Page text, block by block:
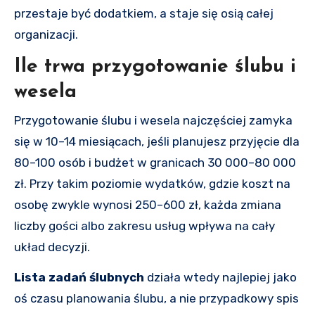
przestaje być dodatkiem, a staje się osią całej
organizacji.
Ile trwa przygotowanie ślubu i
wesela
Przygotowanie ślubu i wesela najczęściej zamyka
się w 10–14 miesiącach, jeśli planujesz przyjęcie dla
80–100 osób i budżet w granicach 30 000–80 000
zł. Przy takim poziomie wydatków, gdzie koszt na
osobę zwykle wynosi 250–600 zł, każda zmiana
liczby gości albo zakresu usług wpływa na cały
układ decyzji.
Lista zadań ślubnych działa wtedy najlepiej jako
oś czasu planowania ślubu, a nie przypadkowy spis